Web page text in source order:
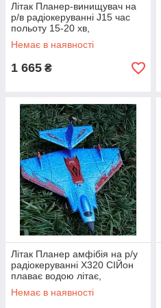
Літак Планер-винищувач на
р/в радіокеруванні J15 час
польоту 15-20 хв,
Немає в наявності
1 665 ₴
Літак Планер амфібія на р/у
радіокеруванні X320 СІЙон
плаває водою літає,
Немає в наявності